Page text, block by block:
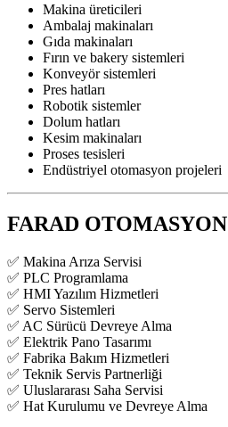
Makina üreticileri
Ambalaj makinaları
Gıda makinaları
Fırın ve bakery sistemleri
Konveyör sistemleri
Pres hatları
Robotik sistemler
Dolum hatları
Kesim makinaları
Proses tesisleri
Endüstriyel otomasyon projeleri
FARAD OTOMASYON
✅ Makina Arıza Servisi
✅ PLC Programlama
✅ HMI Yazılım Hizmetleri
✅ Servo Sistemleri
✅ AC Sürücü Devreye Alma
✅ Elektrik Pano Tasarımı
✅ Fabrika Bakım Hizmetleri
✅ Teknik Servis Partnerliği
✅ Uluslararası Saha Servisi
✅ Hat Kurulumu ve Devreye Alma